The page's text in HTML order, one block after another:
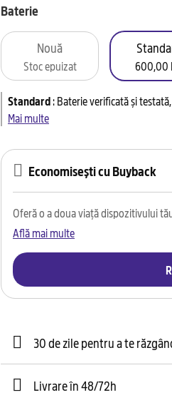
Baterie
Nouă
Stoc epuizat 600,00
Standard:Baterie verificată și
Mai multe
Economisești cu Buyback
Oferă o a doua viață dispozitivului
Află mai multe
30 de zile pentru a te
Livrare în 48/72h